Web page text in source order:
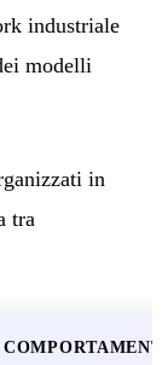
industriale
modelli
in
tra